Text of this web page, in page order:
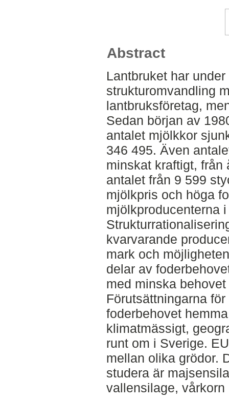
Abstract
Lantbruket har
strukturomvandling
lantbruksföretag,
Sedan början av
antalet mjölkkor
346 495. Även
minskat kraftigt, från
antalet från 9 599
mjölkpris och höga
mjölkproducenterna
kvarvarande
mark och
delar av
med minska
Förutsättningarna
foderbehovet
klimatmässigt,
runt om i Sverige.
mellan olika grödor.
studera är
vallensilage, vårkorn